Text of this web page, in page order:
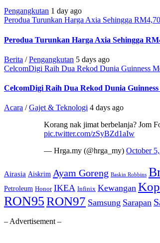
Pengangkutan 1 day ago
Perodua Turunkan Harga Axia Sehingga
Perodua Turunkan Harga Axia Sehingga
Berita /Pengangkutan 5 days ago
CelcomDigi Raih Dua Rekod Dunia Guinness
CelcomDigi Raih Dua Rekod Dunia
Acara /Gajet & Teknologi 4 days ago
Korang nak jimat berbelanja? Jom
pic.twitter.com/zSyBZd1aIw
— Hrga.my (@hrga_my) October
Airasia Aiskrim Ayam Goreng Baskin Robbins
Petroleum Honor IKEA Infinix Kewangan
RON95RON97 Samsung Sarapan
– Advertisement –